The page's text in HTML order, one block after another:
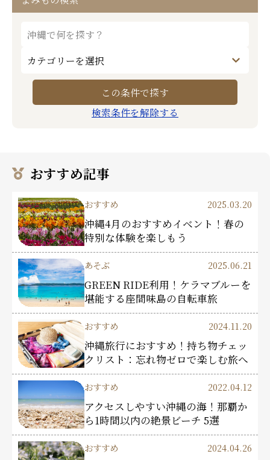
検索条件を解除する
おすすめ記事
おすすめ 2025.03.20
沖縄4月のおすすめイベント！春の
特別な体験を楽しもう
あそぶ 2025.06.21
GREEN RIDE利用！ケラマブルーを
堪能する座間味島の自転車旅
おすすめ 2024.11.20
沖縄旅行におすすめ！持ち物チェッ
クリスト：忘れ物ゼロで楽しむ旅へ
おすすめ 2022.04.12
アクセスしやすい沖縄の海！那覇か
ら1時間以内の絶景ビーチ 5選
おすすめ 2024.04.26